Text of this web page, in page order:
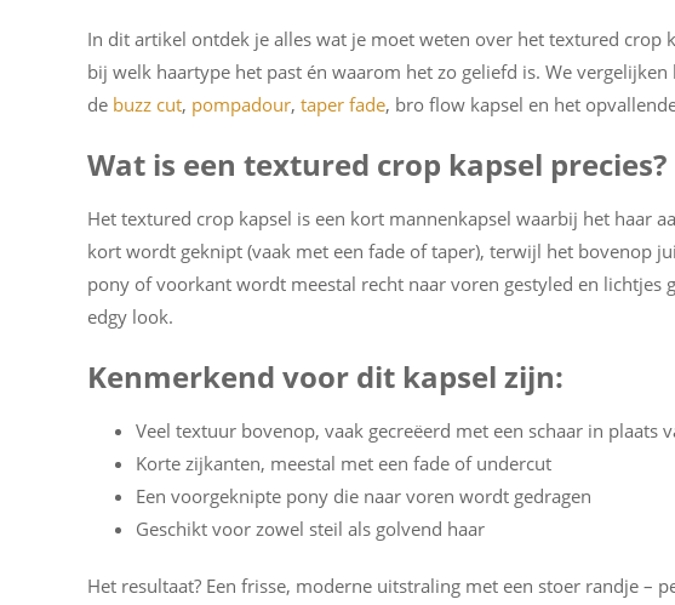
In dit artikel ontdek je alles wat je moet weten over het textured crop
bij welk haartype het past én waarom het zo geliefd is. We
de buzz cut, pompadour, taper fade, bro flow kapsel en het
Wat is een textured crop kapsel precies?
Het textured crop kapsel is een kort mannenkapsel waarbij het haar
kort wordt geknipt (vaak met een fade of taper), terwijl het bovenop
pony of voorkant wordt meestal recht naar voren gestyled en lichtjes
edgy look.
Kenmerkend voor dit kapsel zijn:
Veel textuur bovenop, vaak gecreëerd met een schaar in plaats
Korte zijkanten, meestal met een fade of undercut
Een voorgeknipte pony die naar voren wordt gedragen
Geschikt voor zowel steil als golvend haar
Het resultaat? Een frisse, moderne uitstraling met een stoer randje –